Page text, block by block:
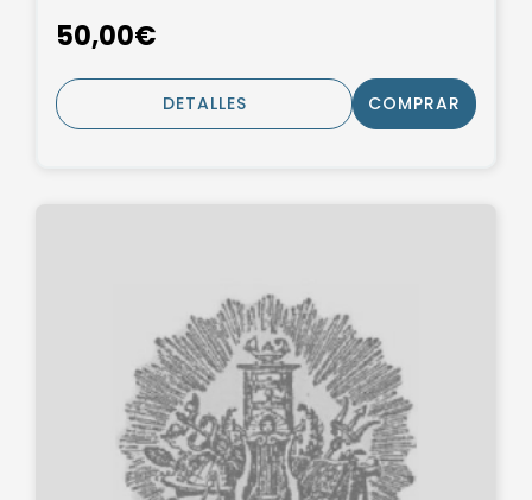
50,00€
DETALLES COMPRAR